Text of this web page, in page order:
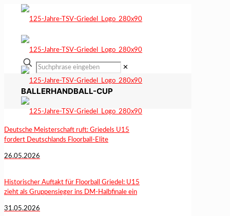
✕
BALLERHANDBALL-CUP
Deutsche Meisterschaft ruft: Griedels U15
fordert Deutschlands Floorball-Elite
26.05.2026
Historischer Auftakt für Floorball Griedel: U15
zieht als Gruppensieger ins DM-Halbfinale ein
31.05.2026